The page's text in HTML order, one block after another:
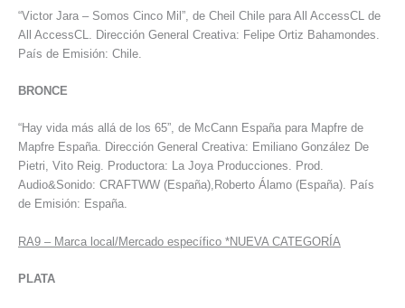
“Victor Jara – Somos Cinco Mil”, de Cheil Chile para All AccessCL de
All AccessCL. Dirección General Creativa: Felipe Ortiz Bahamondes.
País de Emisión: Chile.
BRONCE
“Hay vida más allá de los 65”, de McCann España para Mapfre de
Mapfre España. Dirección General Creativa: Emiliano González De
Pietri, Vito Reig. Productora: La Joya Producciones. Prod.
Audio&Sonido: CRAFTWW (España),Roberto Álamo (España). País
de Emisión: España.
RA9 – Marca local/Mercado específico *NUEVA CATEGORÍA
PLATA